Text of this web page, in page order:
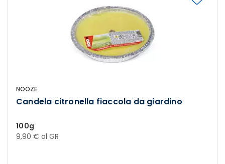
NOOZE
Candela citronella fiaccola da giardino
100g
9,90 € al GR